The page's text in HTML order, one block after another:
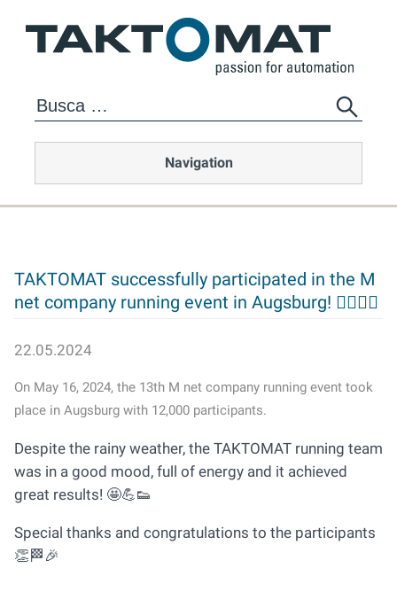
Navigation
TAKTOMAT successfully participated in the M
net company running event in Augsburg! 🏃‍♂️🏃‍♀️
22.05.2024
On May 16, 2024, the 13th M net company running event took
place in Augsburg with 12,000 participants.
Despite the rainy weather, the TAKTOMAT running team
was in a good mood, full of energy and it achieved
great results! 🤩💪👟
Special thanks and congratulations to the participants
👏🏁🎉